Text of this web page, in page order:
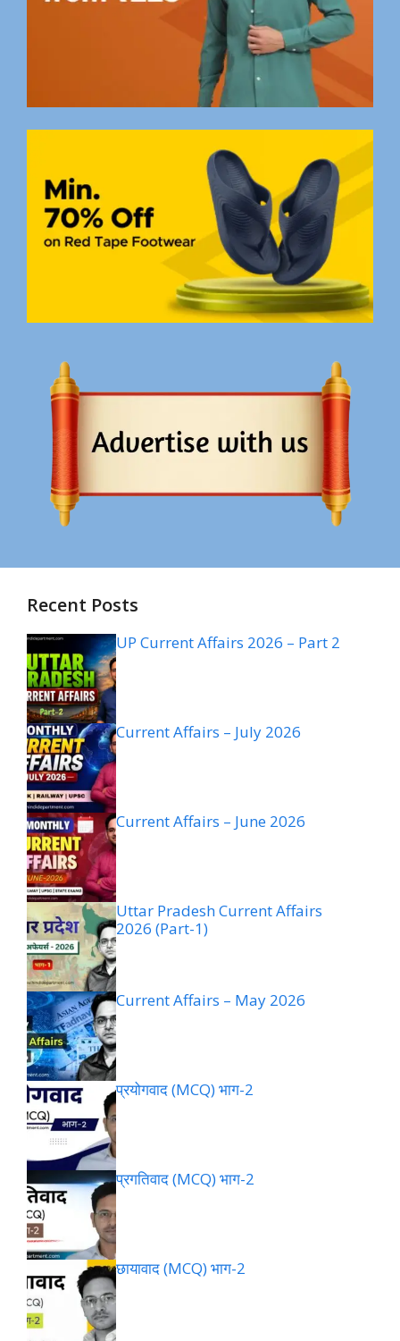
Recent Posts
UP Current Affairs 2026 – Part 2
Current Affairs – July 2026
Current Affairs – June 2026
Uttar Pradesh Current Affairs
2026 (Part-1)
Current Affairs – May 2026
प्रयोगवाद (MCQ) भाग-2
प्रगतिवाद (MCQ) भाग-2
छायावाद (MCQ) भाग-2